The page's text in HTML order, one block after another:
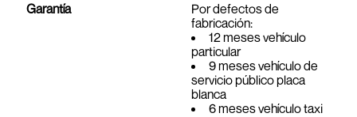
Garantía
Por defectos de
fabricación:
12 meses vehículo
particular
9 meses vehículo de
servicio público placa
blanca
6 meses vehículo taxi